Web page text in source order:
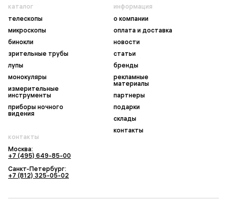
каталог
телескопы
микроскопы
бинокли
зрительные трубы
лупы
монокуляры
измерительные
инструменты
приборы ночного
видения
информация
о компании
оплата и доставка
новости
статьи
бренды
рекламные
материалы
партнеры
подарки
склады
контакты
контакты
Москва:
+7 (495) 649-85-00
Санкт-Петербург:
+7 (812) 325-05-02